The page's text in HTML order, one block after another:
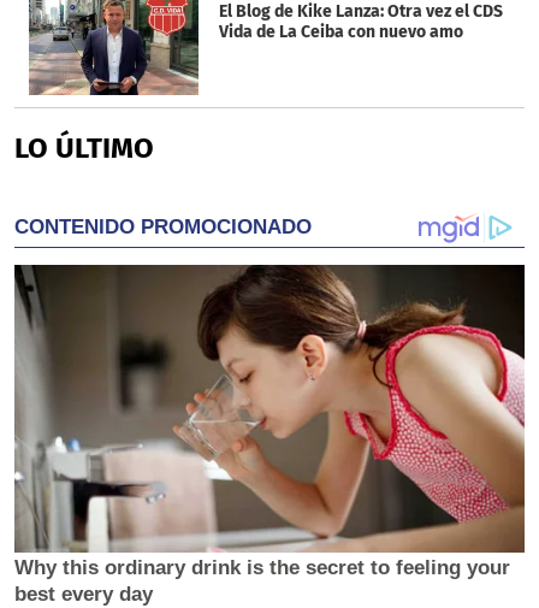
El Blog de Kike Lanza: Otra vez el CDS
Vida de La Ceiba con nuevo amo
LO ÚLTIMO